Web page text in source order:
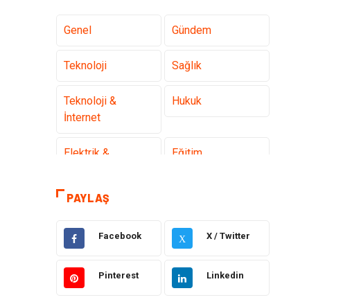
Genel Gündem
Teknoloji Sağlık
Teknoloji &
İnternet
Hukuk
Elektrik &
Eğitim
Gıda
Otomotiv Tanıtıcı Reklam
PAYLAŞ
Facebook X X / Twitter
Pinterest Linkedin